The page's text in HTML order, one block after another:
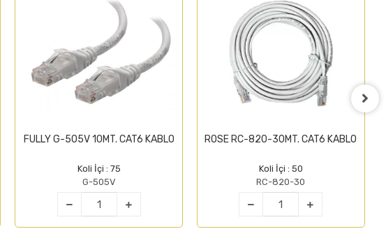
FULLY G-505V 10MT. CAT6 KABLO
Koli İçi : 75
G-505V
ROSE RC-820-30MT. CAT6 KABLO
Koli İçi : 50
RC-820-30